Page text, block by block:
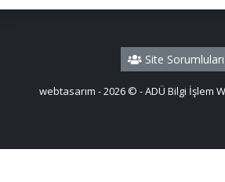
Site Sorumluları
webtasarım - 2026 © - ADÜ Bilgi İşlem